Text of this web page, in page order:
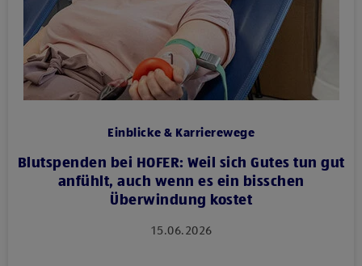
Einblicke & Karrierewege
Blutspenden bei HOFER: Weil sich Gutes tun gut
anfühlt, auch wenn es ein bisschen
Überwindung kostet
15.06.2026